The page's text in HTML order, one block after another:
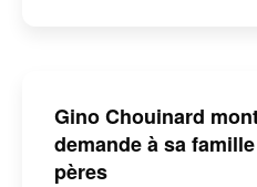
Gino Chouinard
demande à sa
pères